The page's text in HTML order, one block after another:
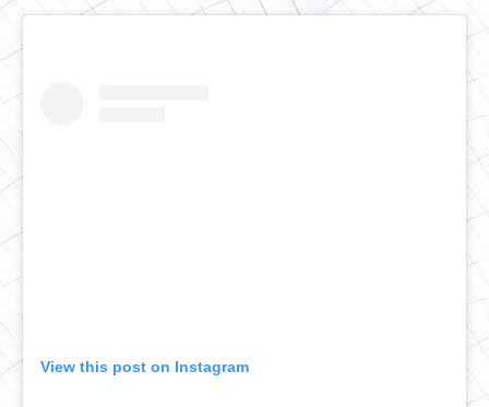
View this post on Instagram